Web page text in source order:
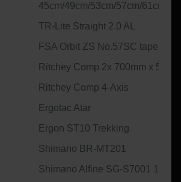
45cm/49cm/53cm/57cm/61cm
TR-Lite Straight 2.0 AL
FSA Orbit ZS No.57SC tapered
Ritchey Comp 2x 700mm x 5mm
Ritchey Comp 4-Axis
Ergotac Atar
Ergon ST10 Trekking
Shimano BR-MT201
Shimano Alfine SG-S7001 11-